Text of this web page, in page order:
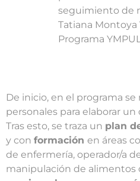
seguimiento de
Tatiana Montoya
Programa
De inicio, en el programa
personales para elaborar
Tras esto, se traza un plan
y con formación en áreas
de enfermería, operador/a
manipulación de alimentos